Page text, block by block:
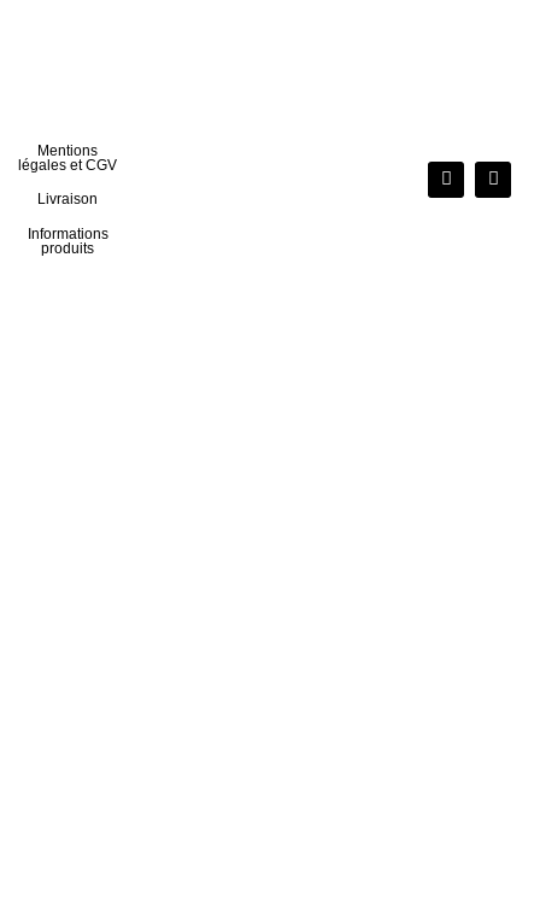
Mentions
légales et CGV
Livraison
Informations
produits